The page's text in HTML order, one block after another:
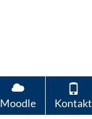
Moodle Kontakt